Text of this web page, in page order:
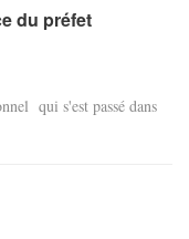
du préfet
qui s'est passé dans